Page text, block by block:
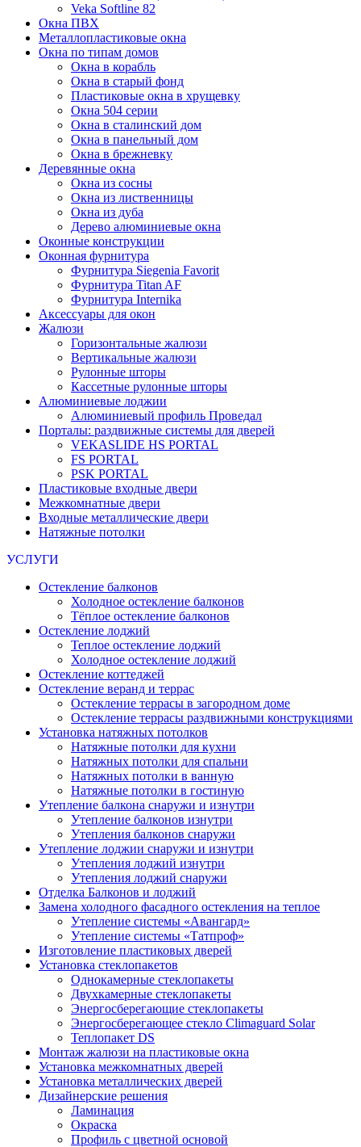
Veka Softline 82
Окна ПВХ
Металлопластиковые окна
Окна по типам домов
Окна в корабль
Окна в старый фонд
Пластиковые окна в хрущевку
Окна 504 серии
Окна в сталинский дом
Окна в панельный дом
Окна в брежневку
Деревянные окна
Окна из сосны
Окна из лиственницы
Окна из дуба
Дерево алюминиевые окна
Оконные конструкции
Оконная фурнитура
Фурнитура Siegenia Favorit
Фурнитура Titan AF
Фурнитура Internika
Аксессуары для окон
Жалюзи
Горизонтальные жалюзи
Вертикальные жалюзи
Рулонные шторы
Кассетные рулонные шторы
Алюминиевые лоджии
Алюминиевый профиль Проведал
Порталы: раздвижные системы для дверей
VEKASLIDE HS PORTAL
FS PORTAL
PSK PORTAL
Пластиковые входные двери
Межкомнатные двери
Входные металлические двери
Натяжные потолки
УСЛУГИ
Остекление балконов
Холодное остекление балконов
Тёплое остекление балконов
Остекление лоджий
Теплое остекление лоджий
Холодное остекление лоджий
Остекление коттеджей
Остекление веранд и террас
Остекление террасы в загородном доме
Остекление террасы раздвижными конструкциями
Установка натяжных потолков
Натяжные потолки для кухни
Натяжных потолки для спальни
Натяжных потолки в ванную
Натяжные потолки в гостиную
Утепление балкона снаружи и изнутри
Утепление балконов изнутри
Утепления балконов снаружи
Утепление лоджии снаружи и изнутри
Утепления лоджий изнутри
Утепления лоджий снаружи
Отделка Балконов и лоджий
Замена холодного фасадного остекления на теплое
Утепление системы «Авангард»
Утепление системы «Татпроф»
Изготовление пластиковых дверей
Установка стеклопакетов
Однокамерные стеклопакеты
Двухкамерные стеклопакеты
Энергосберегающие стеклопакеты
Энергосберегающее стекло Climaguard Solar
Теплопакет DS
Монтаж жалюзи на пластиковые окна
Установка межкомнатных дверей
Установка металлических дверей
Дизайнерские решения
Ламинация
Окраска
Профиль с цветной основой